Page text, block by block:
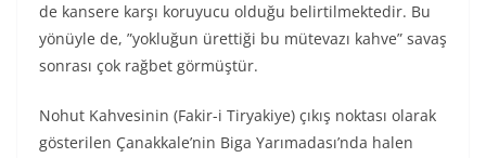
de kansere karşı koruyucu olduğu belirtilmektedir. Bu
yönüyle de, ”yokluğun ürettiği bu mütevazı kahve” savaş
sonrası çok rağbet görmüştür.
Nohut Kahvesinin (Fakir-i Tiryakiye) çıkış noktası olarak
gösterilen Çanakkale’nin Biga Yarımadası’nda halen